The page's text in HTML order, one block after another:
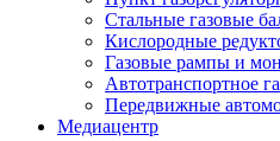
Стальные газовые
Кислородные
Газовые рампы и
Автотранспортное
Передвижные
Медиацентр